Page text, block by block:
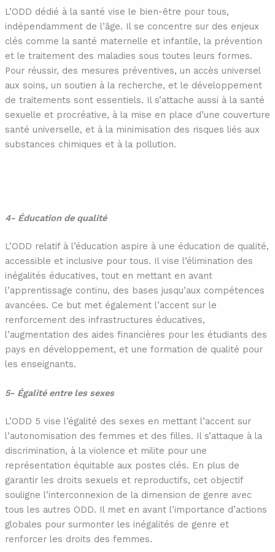
L’ODD dédié à la santé vise le bien-être pour tous,
indépendamment de l’âge. Il se concentre sur des enjeux
clés comme la santé maternelle et infantile, la prévention
et le traitement des maladies sous toutes leurs formes.
Pour réussir, des mesures préventives, un accès universel
aux soins, un soutien à la recherche, et le développement
de traitements sont essentiels. Il s’attache aussi à la santé
sexuelle et procréative, à la mise en place d’une couverture
santé universelle, et à la minimisation des risques liés aux
substances chimiques et à la pollution.
4- Éducation de qualité
L’ODD relatif à l’éducation aspire à une éducation de qualité,
accessible et inclusive pour tous. Il vise l’élimination des
inégalités éducatives, tout en mettant en avant
l’apprentissage continu, des bases jusqu’aux compétences
avancées. Ce but met également l’accent sur le
renforcement des infrastructures éducatives,
l’augmentation des aides financières pour les étudiants des
pays en développement, et une formation de qualité pour
les enseignants.
5- Égalité entre les sexes
L’ODD 5 vise l’égalité des sexes en mettant l’accent sur
l’autonomisation des femmes et des filles. Il s’attaque à la
discrimination, à la violence et milite pour une
représentation équitable aux postes clés. En plus de
garantir les droits sexuels et reproductifs, cet objectif
souligne l’interconnexion de la dimension de genre avec
tous les autres ODD. Il met en avant l’importance d’actions
globales pour surmonter les inégalités de genre et
renforcer les droits des femmes.